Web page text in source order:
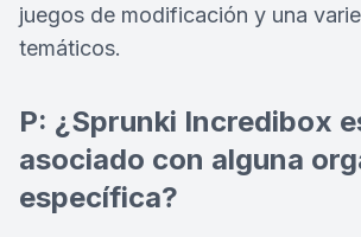
juegos de modificación y una
temáticos.
P: ¿Sprunki Incredibox
asociado con alguna
específica?